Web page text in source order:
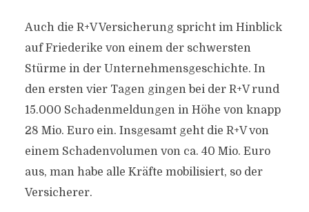
Auch die R+V Versicherung spricht im Hinblick
auf Friederike von einem der schwersten
Stürme in der Unternehmensgeschichte. In
den ersten vier Tagen gingen bei der R+V rund
15.000 Schadenmeldungen in Höhe von knapp
28 Mio. Euro ein. Insgesamt geht die R+V von
einem Schadenvolumen von ca. 40 Mio. Euro
aus, man habe alle Kräfte mobilisiert, so der
Versicherer.